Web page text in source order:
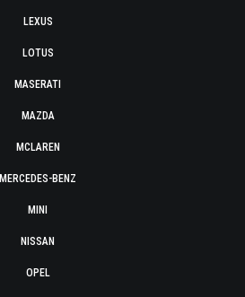
LEXUS
LOTUS
MASERATI
MAZDA
MCLAREN
MERCEDES-BENZ
MINI
NISSAN
OPEL